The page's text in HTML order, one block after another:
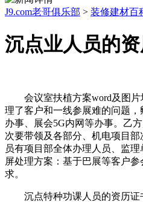
J9.com老哥俱乐部 > 装修建材百
沉点业人员的
会议室扶植方案word及图片
理了客户和一线参展难的问题
办事、展会5G内网等办事。乙
次要带领及各部分、机电项目
员有项目部全体办理人员、监
屏处理方案：基于巴展等客户
求。
沉点特种功课人员的资历证